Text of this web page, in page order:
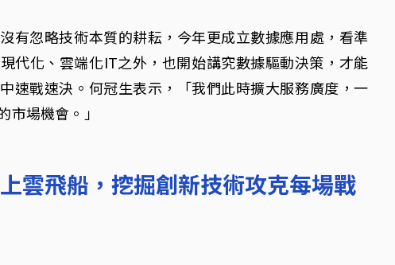
有忽略技術本質的耕耘，今年更成立數據應用處，看準
代化、雲端化IT之外，也開始講究數據驅動決策，才能
速戰速決。何冠生表示，「我們此時擴大服務廣度，一
市場機會。」
雲飛船，挖掘創新技術攻克每場戰